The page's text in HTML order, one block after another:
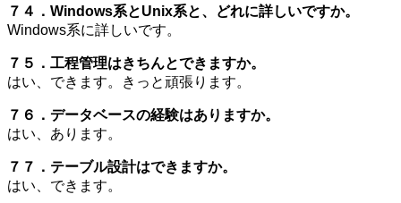
７４．Windows系とUnix系と、どれに詳しいですか。
Windows系に詳しいです。
７５．工程管理はきちんとできますか。
はい、できます。きっと頑張ります。
７６．データベースの経験はありますか。
はい、あります。
７７．テーブル設計はできますか。
はい、できます。